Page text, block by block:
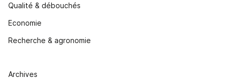
Qualité & débouchés
Economie
Recherche & agronomie
Archives